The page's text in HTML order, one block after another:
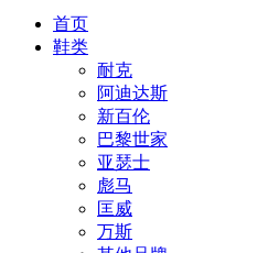
首页
鞋类
耐克
阿迪达斯
新百伦
巴黎世家
亚瑟士
彪马
匡威
万斯